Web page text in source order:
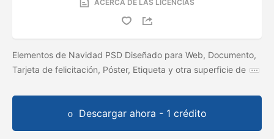
ACERCA DE LAS LICENCIAS
Elementos de Navidad PSD Diseñado para Web, Documento,
Tarjeta de felicitación, Póster, Etiqueta y otra superficie de
Descargar ahora - 1 crédito